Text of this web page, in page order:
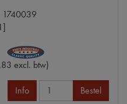
1740039
excl. btw)
Info Bestel